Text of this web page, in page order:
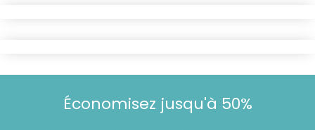
Économisez jusqu'à 50%